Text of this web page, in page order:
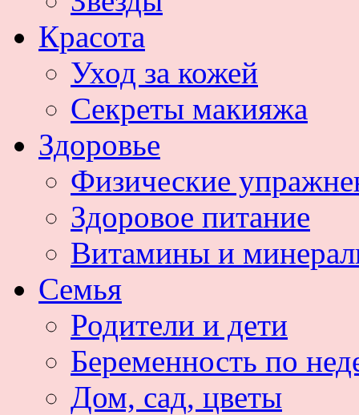
Красота
Уход за кожей
Секреты макияжа
Здоровье
Физические
Здоровое питание
Витамины и
Семья
Родители и дети
Беременность по
Дом, сад, цветы